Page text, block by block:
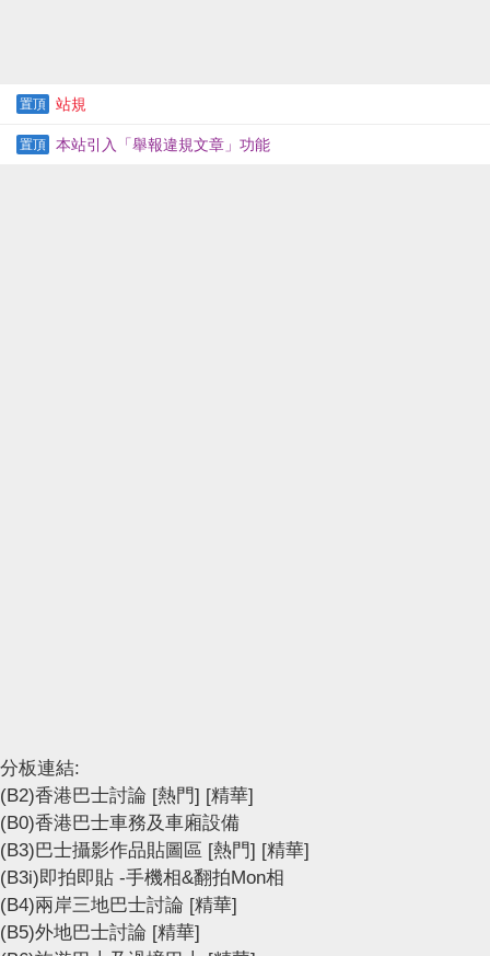
置頂 站規
置頂 本站引入「舉報違規文章」功能
分板連結:
(B2)香港巴士討論 [熱門] [精華]
(B0)香港巴士車務及車廂設備
(B3)巴士攝影作品貼圖區 [熱門] [精華]
(B3i)即拍即貼 -手機相&翻拍Mon相
(B4)兩岸三地巴士討論 [精華]
(B5)外地巴士討論 [精華]